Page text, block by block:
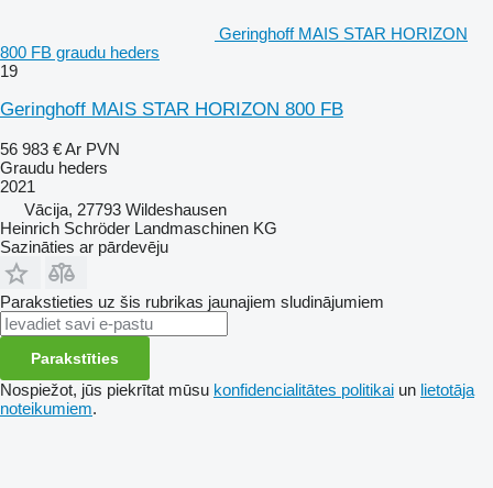
Geringhoff MAIS STAR HORIZON
800 FB graudu heders
19
Geringhoff MAIS STAR HORIZON 800 FB
56 983 €Ar PVN
Graudu heders
2021
Vācija, 27793 Wildeshausen
Heinrich Schröder Landmaschinen KG
Sazināties ar pārdevēju
Parakstieties uz šis rubrikas jaunajiem sludinājumiem
Parakstīties
Nospiežot, jūs piekrītat mūsu konfidencialitātes politikai un lietotāja
noteikumiem.